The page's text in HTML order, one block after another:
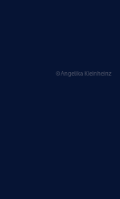
©Angelika Kleinheinz